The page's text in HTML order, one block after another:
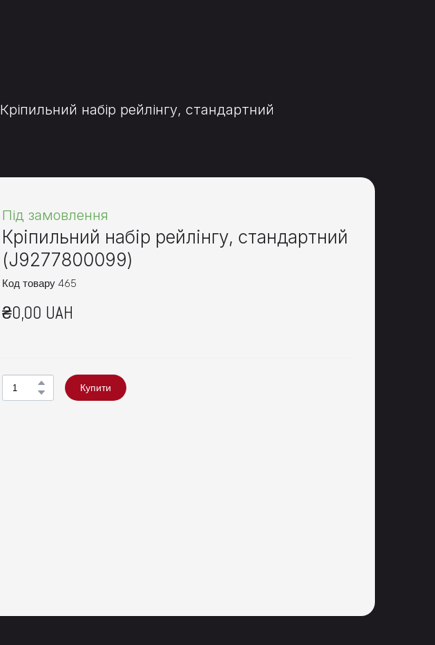
Кріпильний набір рейлінгу, стандартний
Під замовлення
Кріпильний набір рейлінгу, стандартний
(J9277800099)
Код товару 465
₴0,00 UAH
Купити